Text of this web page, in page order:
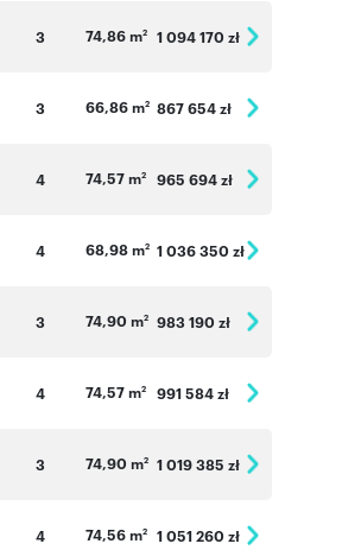
3 74,86 m2 1 094 170 zł
3 66,86 m2 867 654 zł
4 74,57 m2 965 694 zł
4 68,98 m2 1 036 350 zł
3 74,90 m2 983 190 zł
4 74,57 m2 991 584 zł
3 74,90 m2 1 019 385 zł
4 74,56 m2 1 051 260 zł